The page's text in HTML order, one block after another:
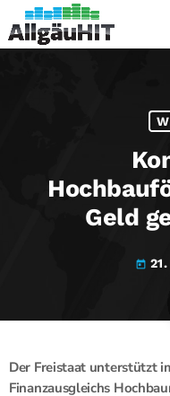
Geld
today
Der Freistaat unterstützt
Finanzausgleichs